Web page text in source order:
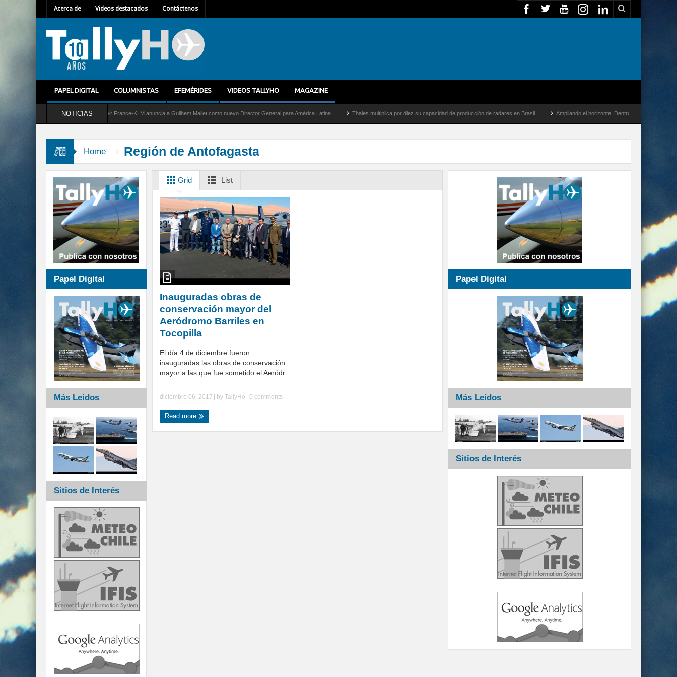
Acerca de Videos destacados Contáctenos
PAPEL DIGITAL COLUMNISTAS EFEMÉRIDES VIDEOS TALLYHO MAGAZINE
NOTICIAS
al C-2 Greyhound Air France-KLM anuncia a Guilhem Mallet como nuevo Director General para América Latina Thales multiplica por diez su capacidad de producción de radares en Brasil Ampliando el horizonte: Dentro del vuelo de desarrollo
Home Región de Antofagasta
Grid List
Inauguradas obras de
conservación mayor del
Aeródromo Barriles en
Tocopilla
El día 4 de diciembre fueron
inauguradas las obras de conservación
mayor a las que fue sometido el Aeródr
...
diciembre 06, 2017 | by TallyHo 0 comments
Read more
Papel Digital
Más Leídos
Sitios de Interés
Papel Digital
Más Leídos
Sitios de Interés